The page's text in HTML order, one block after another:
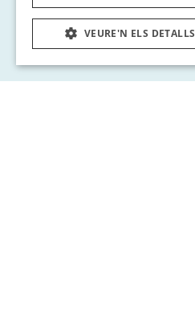
VEURE'N ELS DETALLS